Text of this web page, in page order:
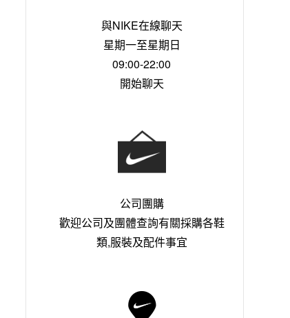
與NIKE在線聊天
星期一至星期日
09:00-22:00
開始聊天
公司團購
歡迎公司及團體查詢有關採購各鞋
類,服裝及配件事宜